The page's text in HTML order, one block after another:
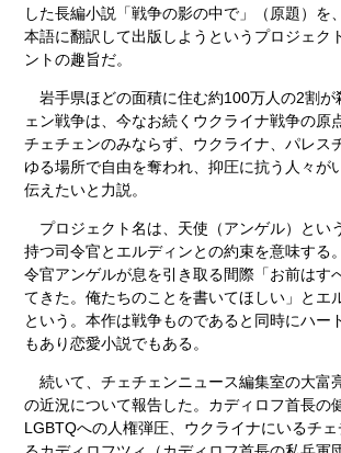
した長編小説「戦争の影の中で」（原題）を
本語に翻訳して出版しようというプロジェク
ントの趣旨だ。
岩手県ほどの面積に住む約100万人の2割が
ェン戦争は、今なお続くウクライナ戦争の原
チェチェンのみならず、ウクライナ、パレス
ゆる場所で自由を奪われ、抑圧に抗う人々が
伝えたいと力説。
プロジェクト名は、天使（アンゲル）とい
持つ司令官とエルディンとの約束を意味する
令官アンゲルが息を引き取る間際「お前はす
てきた。俺たちのことを書いてほしい」とエ
という。本作は戦争ものであると同時にハー
もあり恋愛小説でもある。
続いて、チェチェンニュース編集室の大富
の近況について報告した。カディロフ首長の
LGBTQへの人権弾圧、ウクライナにいるチェ